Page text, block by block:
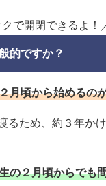
で開閉できるよ！
的ですか？
月頃から始めるの
るため、約３年か
の２月頃からでも